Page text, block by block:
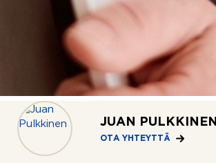
JUAN PULKKINEN
OTA YHTEYTTÄ